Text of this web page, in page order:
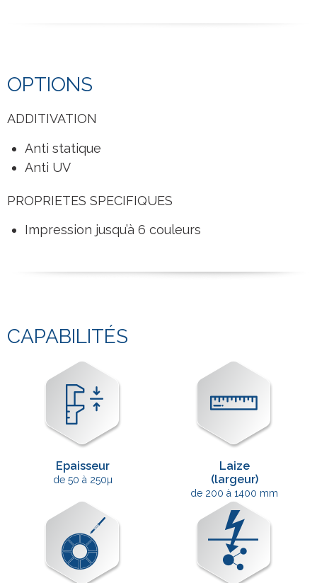
OPTIONS
ADDITIVATION
Anti statique
Anti UV
PROPRIETES SPECIFIQUES
Impression jusqu’à 6 couleurs
CAPABILITÉS
Epaisseur
de 50 à 250µ
Laize
(largeur)
de 200 à 1400 mm